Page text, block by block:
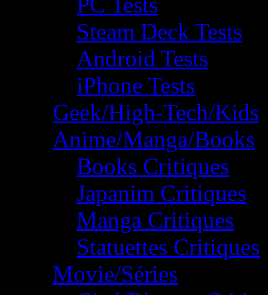
Steam Deck Tests
Android Tests
iPhone Tests
Geek/High-Tech/Kids
Anime/Manga/Books
Books Critiques
Japanim Critiques
Manga Critiques
Statuettes Critiques
Movie/Séries